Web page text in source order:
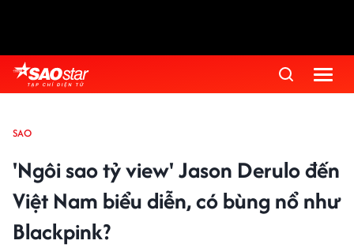
SAO
'Ngôi sao tỷ view' Jason Derulo đến
Việt Nam biểu diễn, có bùng nổ như
Blackpink?